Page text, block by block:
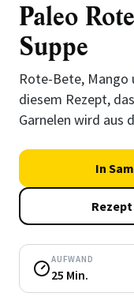
Paleo
Suppe
Rote-Bete,
diesem Rezept,
Garnelen wird aus
In
AUFWAND
25 Min.